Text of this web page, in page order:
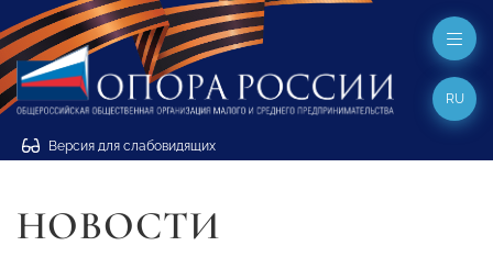
Версия для слабовидящих
RU
НОВОСТИ